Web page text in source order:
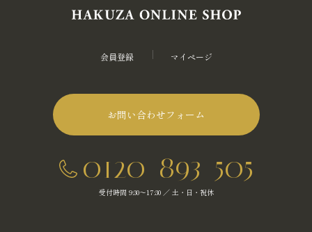
会員登録 マイページ
お問い合わせフォーム
0120-893-505
受付時間 9:30～17:30 ／ 土・日・祝休